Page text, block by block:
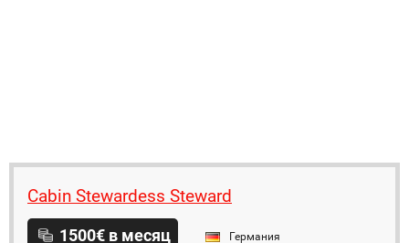
Cabin Stewardess Steward
1500€ в месяц
Германия